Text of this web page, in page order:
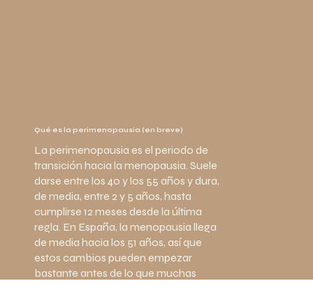
Qué es la perimenopausia (en breve)
La perimenopausia es el periodo de
transición hacia la menopausia. Suele
darse entre los 40 y los 55 años y dura,
de media, entre 2 y 5 años, hasta
cumplirse 12 meses desde la última
regla. En España, la menopausia llega
de media hacia los 51 años, así que
estos cambios pueden empezar
bastante antes de lo que muchas